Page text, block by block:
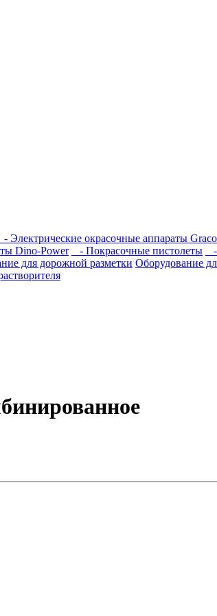
- Электрические окрасочные аппараты Graco
Dino-Power - Покрасочные пистолеты -
для дорожной разметки Оборудование